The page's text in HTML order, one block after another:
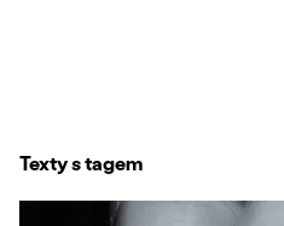
Texty s tagem